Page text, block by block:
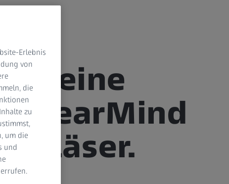
deine
ClearMind
Erlebnis
von
die
zu
um die
und